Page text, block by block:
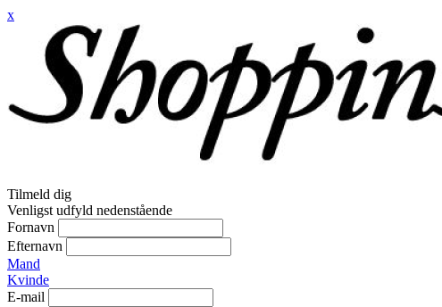
x
Tilmeld dig
Venligst udfyld nedenstående
Fornavn
Efternavn
Mand
Kvinde
E-mail